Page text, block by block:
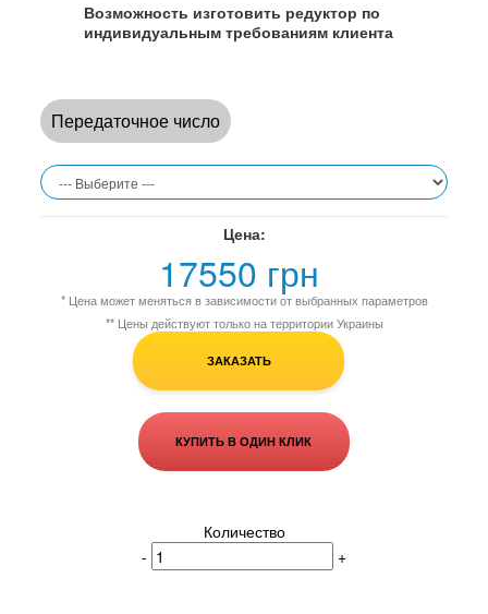
Возможность изготовить редуктор по
индивидуальным требованиям клиента
Передаточное число
Цена:
17550 грн
* Цена может меняться в зависимости от выбранных параметров
** Цены действуют только на территории Украины
ЗАКАЗАТЬ
КУПИТЬ В ОДИН КЛИК
Количество
-
+